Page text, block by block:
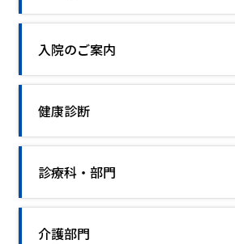
入院のご案内
健康診断
診療科・部門
介護部門